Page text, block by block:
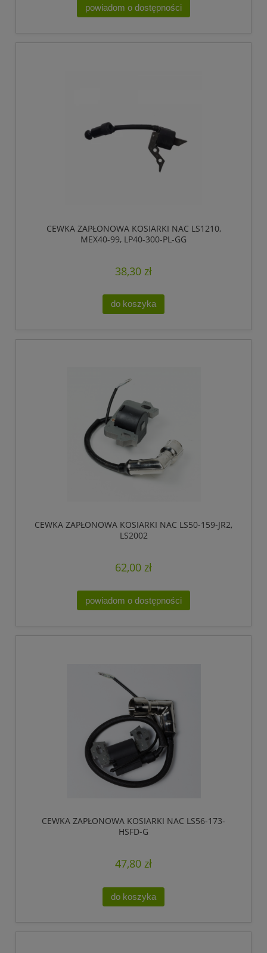
powiadom o dostępności
CEWKA ZAPŁONOWA KOSIARKI NAC LS1210,
MEX40-99, LP40-300-PL-GG
38,30 zł
do koszyka
CEWKA ZAPŁONOWA KOSIARKI NAC LS50-159-JR2,
LS2002
62,00 zł
powiadom o dostępności
CEWKA ZAPŁONOWA KOSIARKI NAC LS56-173-
HSFD-G
47,80 zł
do koszyka